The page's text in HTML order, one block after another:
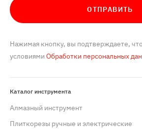
ОТПРАВИТЬ
Нажимая кнопку, вы подтверждаете,
условиями Обработки персональных
Каталог инструмента
Алмазный инструмент
Плиткорезы ручные и электрические